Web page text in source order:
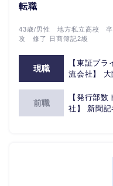
転職
43歳/男性 地方私立高校 卒
攻 修了 日商簿記2級
現職
【東証プ
流会社】
前職
【発行部
社】 新聞記